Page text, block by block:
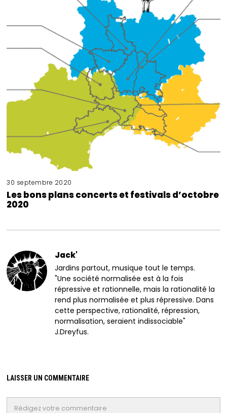
30 septembre 2020
Les bons plans concerts et festivals d’octobre
2020
Jack'
Jardins partout, musique tout le temps.
"Une société normalisée est à la fois
répressive et rationnelle, mais la rationalité la
rend plus normalisée et plus répressive. Dans
cette perspective, rationalité, répression,
normalisation, seraient indissociable"
J.Dreyfus.
LAISSER UN COMMENTAIRE